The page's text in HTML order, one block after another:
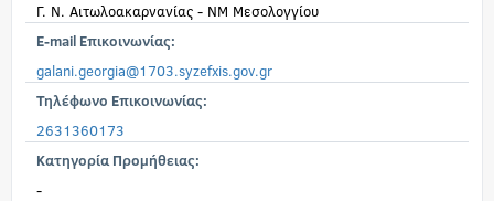
Γ. Ν. Αιτωλοακαρνανίας - ΝΜ Μεσολογγίου
E-mail Επικοινωνίας:
galani.georgia@1703.syzefxis.gov.gr
Τηλέφωνο Επικοινωνίας:
2631360173
Κατηγορία Προμήθειας:
-